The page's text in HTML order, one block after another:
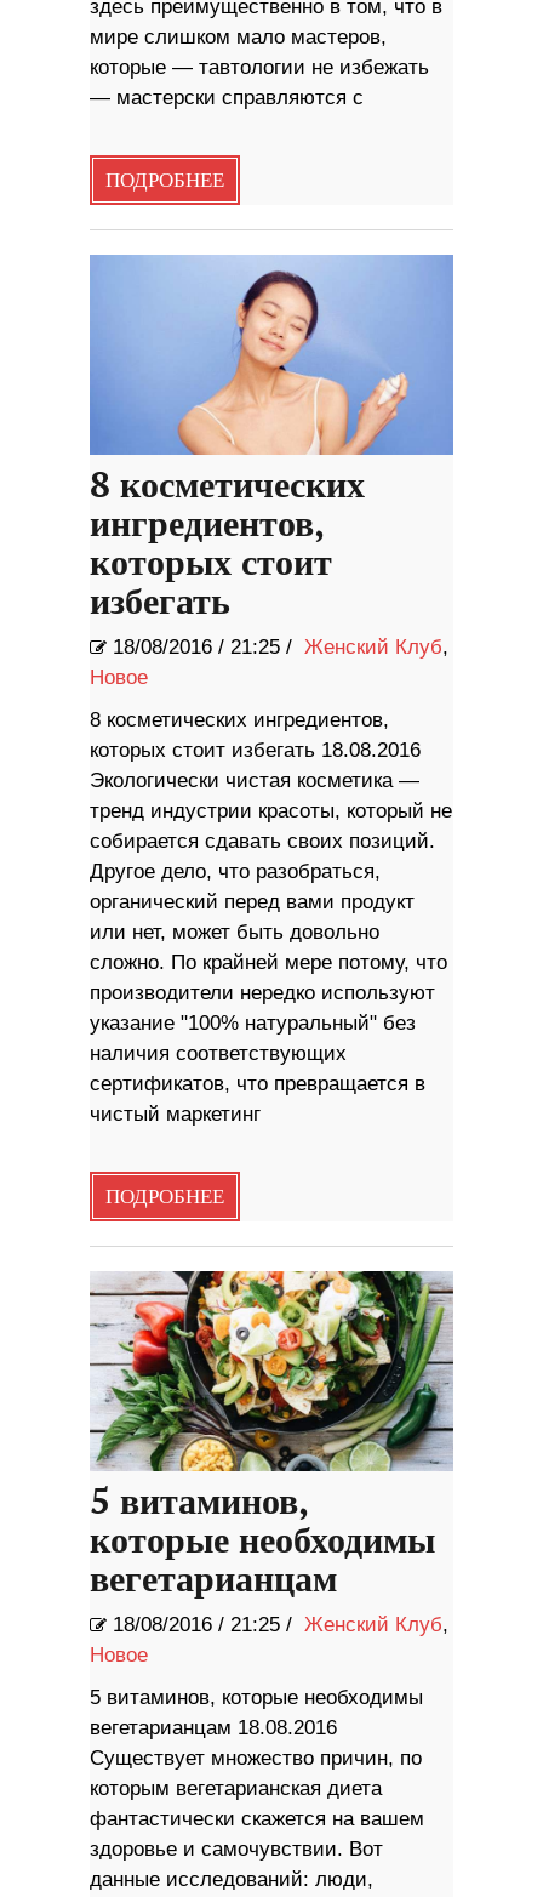
здесь преимущественно в том, что в
мире слишком мало мастеров,
которые — тавтологии не избежать
— мастерски справляются с
ПОДРОБНЕЕ
8 косметических
ингредиентов,
которых стоит
избегать
18/08/2016 / 21:25 / Женский Клуб,
Новое
8 косметических ингредиентов,
которых стоит избегать 18.08.2016
Экологически чистая косметика —
тренд индустрии красоты, который не
собирается сдавать своих позиций.
Другое дело, что разобраться,
органический перед вами продукт
или нет, может быть довольно
сложно. По крайней мере потому, что
производители нередко используют
указание "100% натуральный" без
наличия соответствующих
сертификатов, что превращается в
чистый маркетинг
ПОДРОБНЕЕ
5 витаминов,
которые необходимы
вегетарианцам
18/08/2016 / 21:25 / Женский Клуб,
Новое
5 витаминов, которые необходимы
вегетарианцам 18.08.2016
Существует множество причин, по
которым вегетарианская диета
фантастически скажется на вашем
здоровье и самочувствии. Вот
данные исследований: люди,